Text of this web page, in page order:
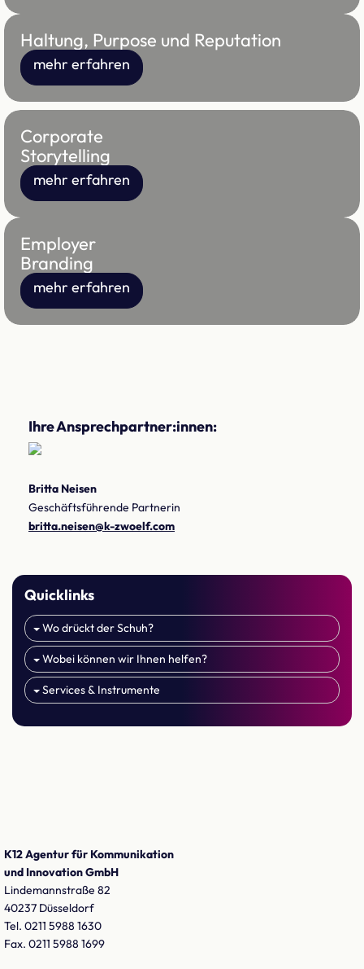
Haltung, Purpose und Reputation
mehr erfahren
Corporate
Storytelling
mehr erfahren
Employer
Branding
mehr erfahren
Ihre Ansprechpartner:innen:
Britta Neisen
Geschäftsführende Partnerin
britta.neisen@k-zwoelf.com
Quicklinks
Wo drückt der Schuh?
Wobei können wir Ihnen helfen?
Services & Instrumente
K12 Agentur für Kommunikation
und Innovation GmbH
Lindemannstraße 82
40237 Düsseldorf
Tel. 0211 5988 1630
Fax. 0211 5988 1699